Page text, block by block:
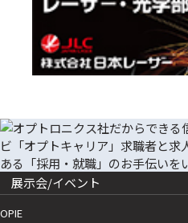
展示会/イベント
OPIE